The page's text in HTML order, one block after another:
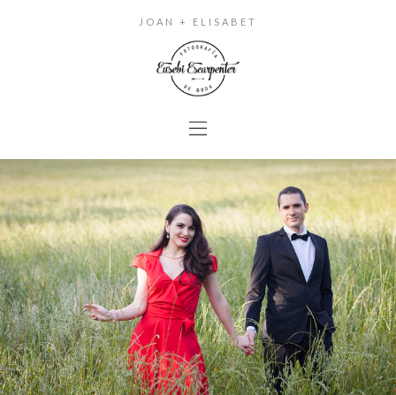
JOAN + ELISABET